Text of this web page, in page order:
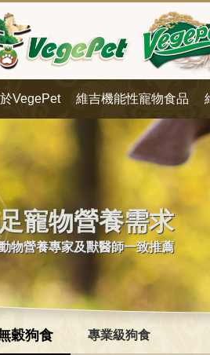
VegePet 維吉機能性寵物食品
寵物營養需求
物營養專家及獸醫師一致推薦
穀狗食 專業級狗食